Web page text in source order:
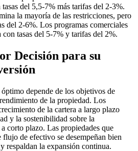
del 5,5-7% más tarifas del 2-3%.
la mayoría de las restricciones, pero
del 2-6%. Los programas comerciales
tasas del 5-7% y tarifas del 2%.
Decisión para su
depende de los objetivos de
de la propiedad. Los
de la cartera a largo plazo
y la sostenibilidad sobre la
corto plazo. Las propiedades que
de efectivo se desempeñan bien
respaldan la expansión continua.